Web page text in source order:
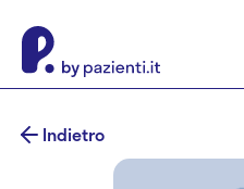
Indietro